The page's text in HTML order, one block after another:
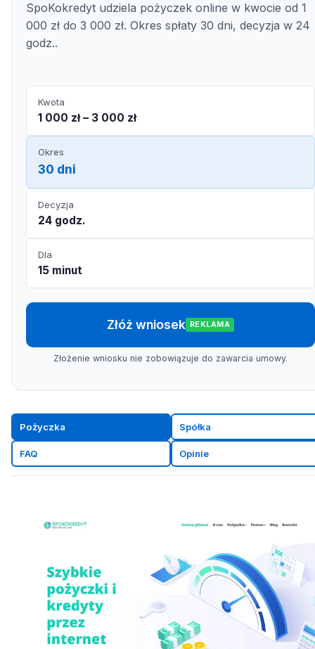
SpoKokredyt udziela pożyczek online w kwocie od 1
000 zł do 3 000 zł. Okres spłaty 30 dni, decyzja w 24
godz..
Kwota
1 000 zł – 3 000 zł
Okres
30 dni
Decyzja
24 godz.
Dla
15 minut
Złóż wniosek REKLAMA
Złożenie wniosku nie zobowiązuje do zawarcia umowy.
Pożyczka Spółka
FAQ Opinie